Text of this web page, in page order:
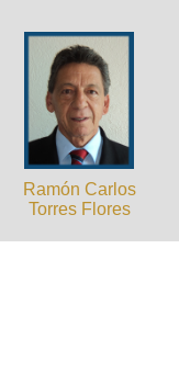
Ramón Carlos
Torres Flores